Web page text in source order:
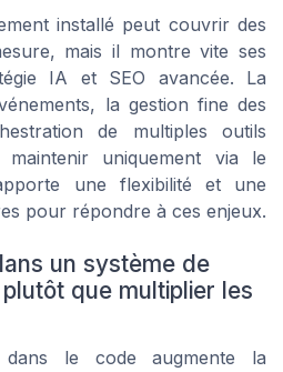
installé peut couvrir des
mais il montre vite ses
IA et SEO avancée. La
la gestion fine des
de multiples outils
maintenir uniquement via le
une flexibilité et une
pour répondre à ces enjeux.
un système de
que multiplier les
le code augmente la